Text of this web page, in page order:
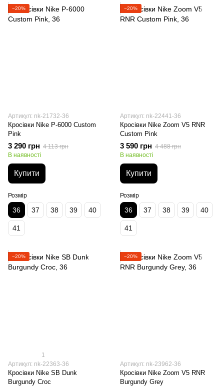
−20%
Артикул: nk-21732-36
Кросівки Nike P-6000 Custom
Pink
3 290 грн 4 113 грн
В наявності
Купити
Розмір
36 37 38 39 40
41
−20%
Артикул: nk-22441-36
Кросівки Nike Zoom V5 RNR
Custom Pink
3 590 грн 4 488 грн
В наявності
Купити
Розмір
36 37 38 39 40
41
−20%
1
Артикул: nk-22363-36
Кросівки Nike SB Dunk
Burgundy Croc
−20%
Артикул: nk-23962-36
Кросівки Nike Zoom V5 RNR
Burgundy Grey